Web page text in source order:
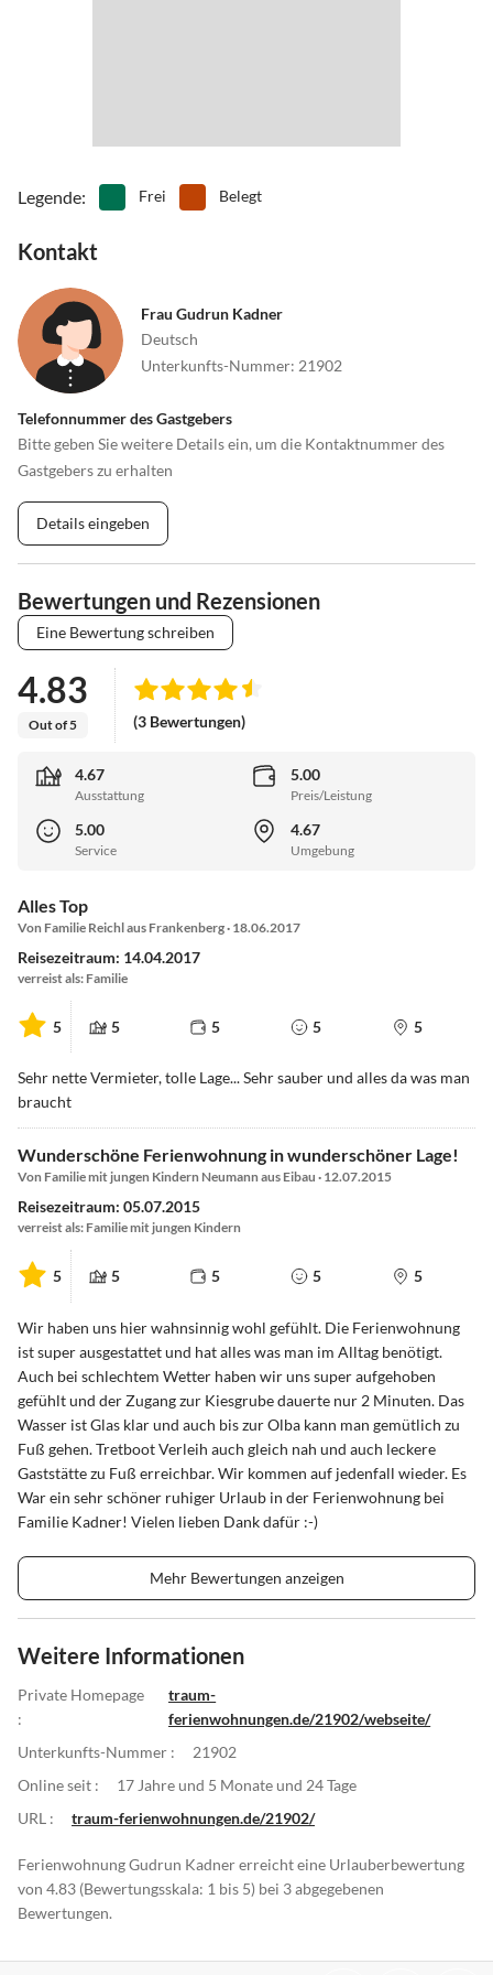
Legende: Frei Belegt
Kontakt
Frau Gudrun Kadner
Deutsch
Unterkunfts-Nummer: 21902
Telefonnummer des Gastgebers
Bitte geben Sie weitere Details ein, um die Kontaktnummer des
Gastgebers zu erhalten
Details eingeben
Bewertungen und Rezensionen
Eine Bewertung schreiben
4.83
Out of 5 (3 Bewertungen)
4.67
Ausstattung
5.00
Preis/Leistung
5.00
Service
4.67
Umgebung
Alles Top
Von Familie Reichl aus Frankenberg · 18.06.2017
Reisezeitraum: 14.04.2017
verreist als: Familie
5 5 5 5 5
Sehr nette Vermieter, tolle Lage... Sehr sauber und alles da was man
braucht
Wunderschöne Ferienwohnung in wunderschöner Lage!
Von Familie mit jungen Kindern Neumann aus Eibau · 12.07.2015
Reisezeitraum: 05.07.2015
verreist als: Familie mit jungen Kindern
5 5 5 5 5
Wir haben uns hier wahnsinnig wohl gefühlt. Die Ferienwohnung
ist super ausgestattet und hat alles was man im Alltag benötigt.
Auch bei schlechtem Wetter haben wir uns super aufgehoben
gefühlt und der Zugang zur Kiesgrube dauerte nur 2 Minuten. Das
Wasser ist Glas klar und auch bis zur Olba kann man gemütlich zu
Fuß gehen. Tretboot Verleih auch gleich nah und auch leckere
Gaststätte zu Fuß erreichbar. Wir kommen auf jedenfall wieder. Es
War ein sehr schöner ruhiger Urlaub in der Ferienwohnung bei
Familie Kadner! Vielen lieben Dank dafür :-)
Mehr Bewertungen anzeigen
Weitere Informationen
Private Homepage
:
traum-
ferienwohnungen.de/21902/webseite/
Unterkunfts-Nummer :
21902
Online seit :
17 Jahre und 5 Monate und 24 Tage
URL :
traum-ferienwohnungen.de/21902/
Ferienwohnung Gudrun Kadner erreicht eine Urlauberbewertung
von 4.83 (Bewertungsskala: 1 bis 5) bei 3 abgegebenen
Bewertungen.